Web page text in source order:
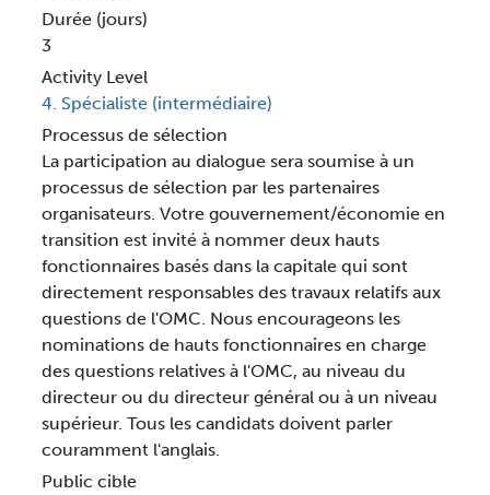
Durée (jours)
3
Activity Level
4. Spécialiste (intermédiaire)
Processus de sélection
La participation au dialogue sera soumise à un
processus de sélection par les partenaires
organisateurs. Votre gouvernement/économie en
transition est invité à nommer deux hauts
fonctionnaires basés dans la capitale qui sont
directement responsables des travaux relatifs aux
questions de l'OMC. Nous encourageons les
nominations de hauts fonctionnaires en charge
des questions relatives à l'OMC, au niveau du
directeur ou du directeur général ou à un niveau
supérieur. Tous les candidats doivent parler
couramment l'anglais.
Public cible